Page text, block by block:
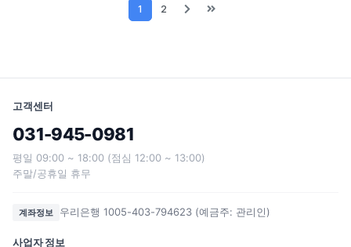
1 2
고객센터
031-945-0981
평일 09:00 ~ 18:00 (점심 12:00 ~ 13:00)
주말/공휴일 휴무
계좌정보 우리은행 1005-403-794623 (예금주: 관리인)
사업자 정보